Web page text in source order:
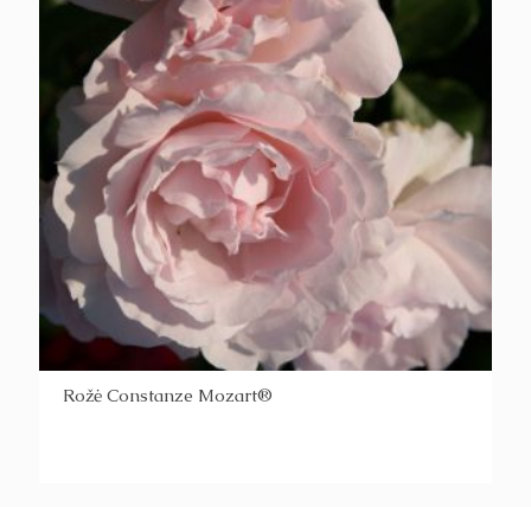
Rožė Constanze Mozart®